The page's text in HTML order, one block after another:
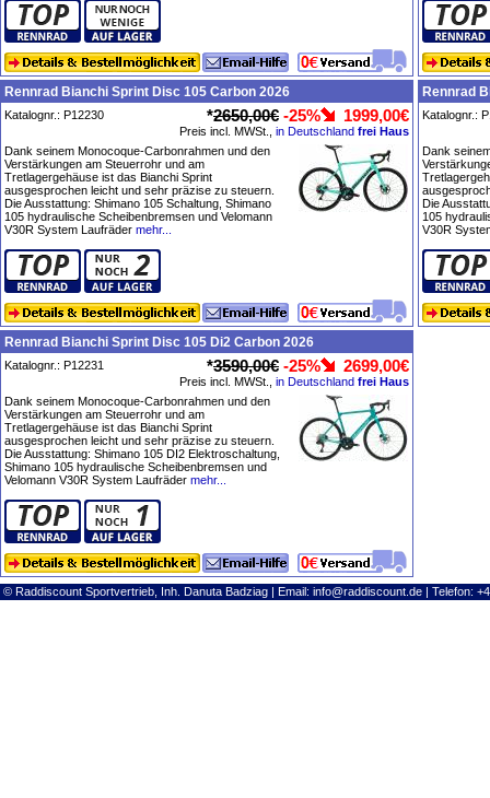
Rennrad Bianchi Sprint Disc 105 Carbon 2026
Katalognr.: P12230 *2650,00€ -25% 1999,00€
Preis incl. MWSt., in Deutschland frei Haus
Dank seinem Monocoque-Carbonrahmen und den
Verstärkungen am Steuerrohr und am
Tretlagergehäuse ist das Bianchi Sprint
ausgesprochen leicht und sehr präzise zu steuern.
Die Ausstattung: Shimano 105 Schaltung, Shimano
105 hydraulische Scheibenbremsen und Velomann
V30R System Laufräder mehr...
Rennrad
Katalognr.:
Dank
Die
105
V30R
Rennrad Bianchi Sprint Disc 105 Di2 Carbon 2026
Katalognr.: P12231 *3590,00€ -25% 2699,00€
Preis incl. MWSt., in Deutschland frei Haus
Dank seinem Monocoque-Carbonrahmen und den
Verstärkungen am Steuerrohr und am
Tretlagergehäuse ist das Bianchi Sprint
ausgesprochen leicht und sehr präzise zu steuern.
Die Ausstattung: Shimano 105 DI2 Elektroschaltung,
Shimano 105 hydraulische Scheibenbremsen und
Velomann V30R System Laufräder mehr...
© Raddiscount Sportvertrieb, Inh. Danuta Badziag | Email: info@raddiscount.de | Telefon: